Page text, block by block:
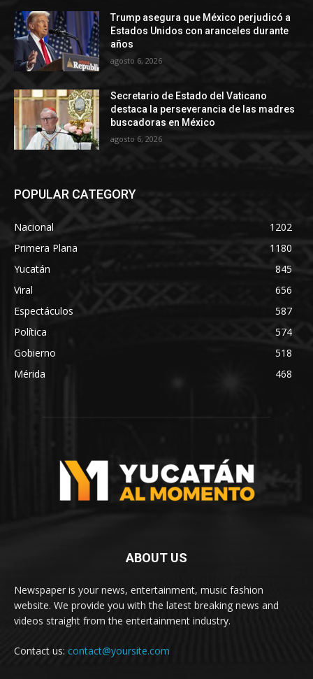
Trump asegura que México perjudicó a
Estados Unidos con aranceles durante
años
agosto 6, 2026
Secretario de Estado del Vaticano
destaca la perseverancia de las madres
buscadoras en México
agosto 6, 2026
POPULAR CATEGORY
Nacional
1202
Primera Plana
1180
Yucatán
845
Viral
656
Espectáculos
587
Política
574
Gobierno
518
Mérida
468
ABOUT US
Newspaper is your news, entertainment, music fashion
website. We provide you with the latest breaking news and
videos straight from the entertainment industry.
Contact us: contact@yoursite.com